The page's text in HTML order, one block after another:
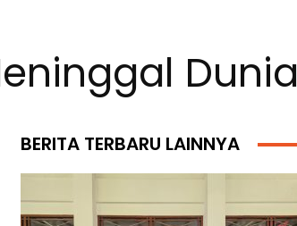
Dunia
BERITA TERBARU LAINNYA